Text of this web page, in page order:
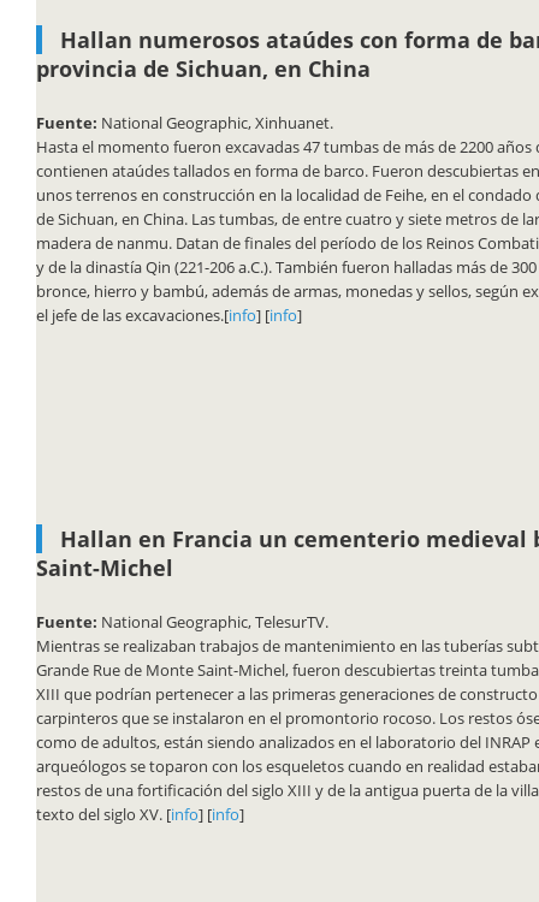
Hallan numerosos ataúdes con forma de
provincia de Sichuan, en China
Fuente: National Geographic, Xinhuanet.
Hasta el momento fueron excavadas 47 tumbas de más de 2200
contienen ataúdes tallados en forma de barco. Fueron descubiertas
unos terrenos en construcción en la localidad de Feihe, en el condado
de Sichuan, en China. Las tumbas, de entre cuatro y siete metros de
madera de nanmu. Datan de finales del período de los Reinos
y de la dinastía Qin (221-206 a.C.). También fueron halladas más de
bronce, hierro y bambú, además de armas, monedas y sellos, según
el jefe de las excavaciones.[info] [info]
Hallan en Francia un cementerio medieval
Saint-Michel
Fuente: National Geographic, TelesurTV.
Mientras se realizaban trabajos de mantenimiento en las tuberías
Grande Rue de Monte Saint-Michel, fueron descubiertas treinta
XIII que podrían pertenecer a las primeras generaciones de
carpinteros que se instalaron en el promontorio rocoso. Los restos
como de adultos, están siendo analizados en el laboratorio del INRAP
arqueólogos se toparon con los esqueletos cuando en realidad
restos de una fortificación del siglo XIII y de la antigua puerta de la
texto del siglo XV. [info] [info]